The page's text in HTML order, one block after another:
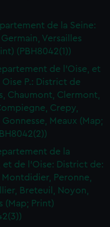
de la Seine:
Germain, Versailles
(PBH8042(1))
de l'Oise, et
Oise P.: District de
Chaumont, Clermont,
Crepy,
Gonnesse, Meaux (Map;
de la
et de l'Oise: District de:
Peronne,
Breteuil, Noyon,
(Map; Print)